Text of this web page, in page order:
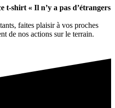
t-shirt « Il n’y a pas d’étrangers
faites plaisir à vos proches
de nos actions sur le terrain.